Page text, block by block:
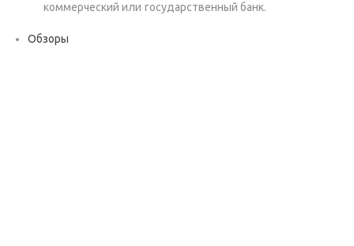
коммерческий или государственный банк.
Обзоры